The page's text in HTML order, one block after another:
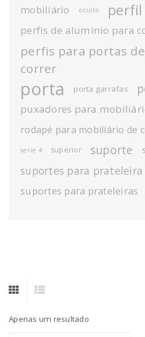
mobiliário oculto perfil
perfis de aluminio para
perfis para portas
correr
porta porta garrafas
puxadores para
rodapé para mobiliário de
serie 4 superior suporte
suportes para prateleira
suportes para prateleiras
Apenas um resultado